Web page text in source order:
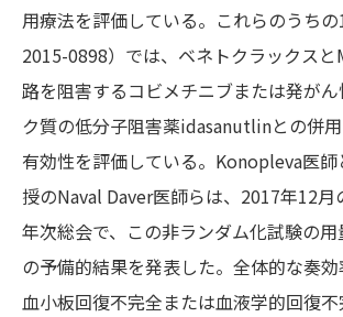
用療法を評価している。これらのうち
2015-0898）では、ベネトクラックスと
路を阻害するコビメチニブまたは発が
ク質の低分子阻害薬idasanutlinとの併
有効性を評価している。Konopleva医
授のNaval Daver医師らは、2017年12月
年次総会で、この非ランダム化試験の
の予備的結果を発表した。全体的な奏
血小板回復不完全または血液学的回復